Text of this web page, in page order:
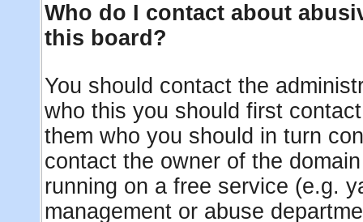
Who do I contact about
this board?
You should contact the
who this you should first
them who you should in turn
contact the owner of the
running on a free service (e.g.
management or abuse